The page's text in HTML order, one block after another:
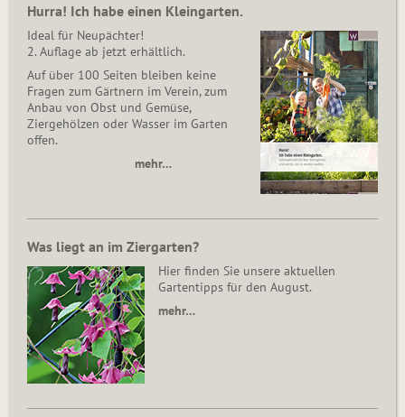
Hurra! Ich habe einen Kleingarten.
Ideal für Neupächter!
2. Auflage ab jetzt erhältlich.
Auf über 100 Seiten bleiben keine
Fragen zum Gärtnern im Verein, zum
Anbau von Obst und Gemüse,
Ziergehölzen oder Wasser im Garten
offen.
mehr…
Was liegt an im Ziergarten?
Hier finden Sie unsere aktuellen
Gartentipps für den August.
mehr…